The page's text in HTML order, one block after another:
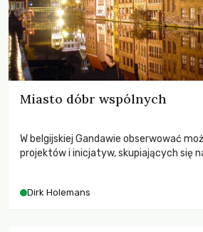
Miasto dóbr wspólnych
W belgijskiej Gandawie obserwować
projektów i inicjatyw, skupiających się
zasadę skupiania się na dobrach
Dirk Holemans